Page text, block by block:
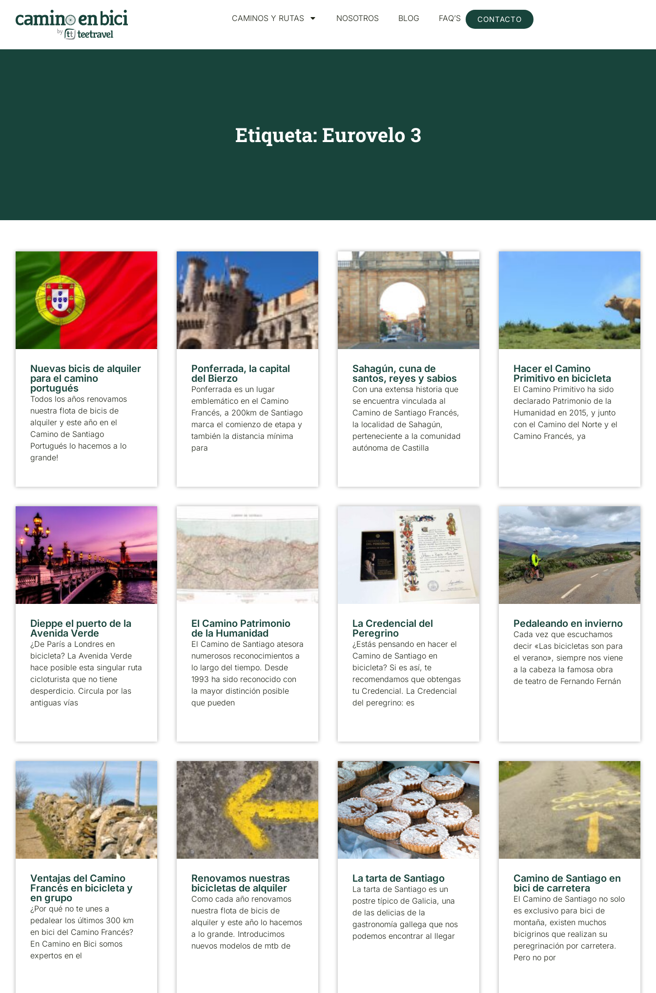
CAMINOS Y RUTAS NOSOTROS BLOG FAQ’S CONTACTO
Etiqueta: Eurovelo 3
Nuevas bicis de alquiler
para el camino
portugués
Todos los años renovamos
nuestra flota de bicis de
alquiler y este año en el
Camino de Santiago
Portugués lo hacemos a lo
grande!
Ponferrada, la capital
del Bierzo
Ponferrada es un lugar
emblemático en el Camino
Francés, a 200km de Santiago
marca el comienzo de etapa y
también la distancia mínima
para
Sahagún, cuna de
santos, reyes y sabios
Con una extensa historia que
se encuentra vinculada al
Camino de Santiago Francés,
la localidad de Sahagún,
perteneciente a la comunidad
autónoma de Castilla
Hacer el Camino
Primitivo en bicicleta
El Camino Primitivo ha sido
declarado Patrimonio de la
Humanidad en 2015, y junto
con el Camino del Norte y el
Camino Francés, ya
Dieppe el puerto de la
Avenida Verde
¿De París a Londres en
bicicleta? La Avenida Verde
hace posible esta singular ruta
cicloturista que no tiene
desperdicio. Circula por las
antiguas vías
El Camino Patrimonio
de la Humanidad
El Camino de Santiago atesora
numerosos reconocimientos a
lo largo del tiempo. Desde
1993 ha sido reconocido con
la mayor distinción posible
que pueden
La Credencial del
Peregrino
¿Estás pensando en hacer el
Camino de Santiago en
bicicleta? Si es así, te
recomendamos que obtengas
tu Credencial. La Credencial
del peregrino: es
Pedaleando en invierno
Cada vez que escuchamos
decir «Las bicicletas son para
el verano», siempre nos viene
a la cabeza la famosa obra
de teatro de Fernando Fernán
Ventajas del Camino
Francés en bicicleta y
en grupo
¿Por qué no te unes a
pedalear los últimos 300 km
en bici del Camino Francés?
En Camino en Bici somos
expertos en el
Renovamos nuestras
bicicletas de alquiler
Como cada año renovamos
nuestra flota de bicis de
alquiler y este año lo hacemos
a lo grande. Introducimos
nuevos modelos de mtb de
La tarta de Santiago
La tarta de Santiago es un
postre típico de Galicia, una
de las delicias de la
gastronomía gallega que nos
podemos encontrar al llegar
Camino de Santiago en
bici de carretera
El Camino de Santiago no solo
es exclusivo para bici de
montaña, existen muchos
bicigrinos que realizan su
peregrinación por carretera.
Pero no por